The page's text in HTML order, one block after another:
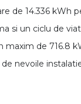
de 14.336 kWh
si un ciclu de
de 716.8
nevoile